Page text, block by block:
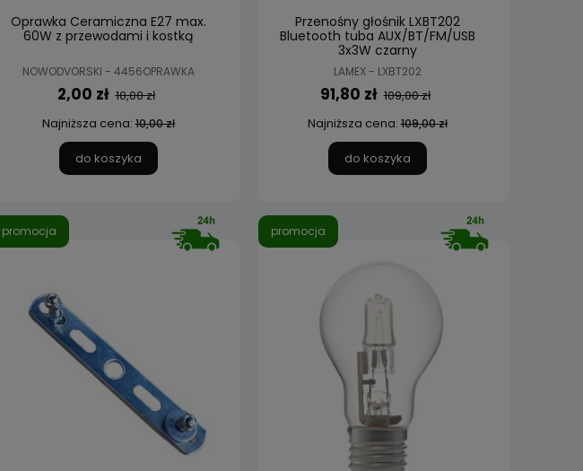
Oprawka Ceramiczna E27 max.
60W z przewodami i kostką
NOWODVORSKI - 4456OPRAWKA
2,00 zł 10,00 zł
Najniższa cena:10,00 zł
do koszyka
Przenośny głośnik LXBT202
Bluetooth tuba AUX/BT/FM/USB
3x3W czarny
LAMEX - LXBT202
91,80 zł 109,00 zł
Najniższa cena:109,00 zł
do koszyka
promocja promocja